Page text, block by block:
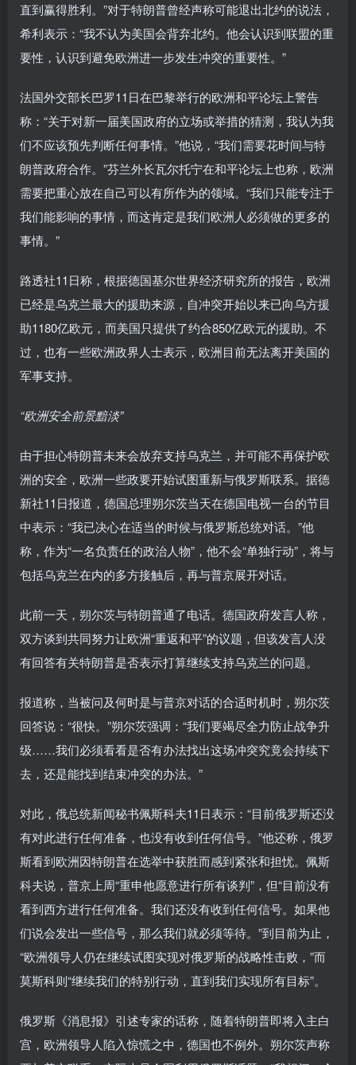
直到赢得胜利。”对于特朗普曾经声称可能退出北约的说法，
希利表示：“我不认为美国会背弃北约。他会认识到联盟的重
要性，认识到避免欧洲进一步发生冲突的重要性。”
法国外交部长巴罗11日在巴黎举行的欧洲和平论坛上警告
称：“关于对新一届美国政府的立场或举措的猜测，我认为我
们不应该预先判断任何事情。”他说，“我们需要花时间与特
朗普政府合作。”芬兰外长瓦尔托宁在和平论坛上也称，欧洲
需要把重心放在自己可以有所作为的领域。“我们只能专注于
我们能影响的事情，而这肯定是我们欧洲人必须做的更多的
事情。”
路透社11日称，根据德国基尔世界经济研究所的报告，欧洲
已经是乌克兰最大的援助来源，自冲突开始以来已向乌方援
助1180亿欧元，而美国只提供了约合850亿欧元的援助。不
过，也有一些欧洲政界人士表示，欧洲目前无法离开美国的
军事支持。
“欧洲安全前景黯淡”
由于担心特朗普未来会放弃支持乌克兰，并可能不再保护欧
洲的安全，欧洲一些政要开始试图重新与俄罗斯联系。据德
新社11日报道，德国总理朔尔茨当天在德国电视一台的节目
中表示：“我已决心在适当的时候与俄罗斯总统对话。”他
称，作为“一名负责任的政治人物”，他不会“单独行动”，将与
包括乌克兰在内的多方接触后，再与普京展开对话。
此前一天，朔尔茨与特朗普通了电话。德国政府发言人称，
双方谈到共同努力让欧洲“重返和平”的议题，但该发言人没
有回答有关特朗普是否表示打算继续支持乌克兰的问题。
报道称，当被问及何时是与普京对话的合适时机时，朔尔茨
回答说：“很快。”朔尔茨强调：“我们要竭尽全力防止战争升
级……我们必须看看是否有办法找出这场冲突究竟会持续下
去，还是能找到结束冲突的办法。”
对此，俄总统新闻秘书佩斯科夫11日表示：“目前俄罗斯还没
有对此进行任何准备，也没有收到任何信号。”他还称，俄罗
斯看到欧洲因特朗普在选举中获胜而感到紧张和担忧。佩斯
科夫说，普京上周“重申他愿意进行所有谈判”，但“目前没有
看到西方进行任何准备。我们还没有收到任何信号。如果他
们说会发出一些信号，那么我们就必须等待。”到目前为止，
“欧洲领导人仍在继续试图实现对俄罗斯的战略性击败，”而
莫斯科则“继续我们的特别行动，直到我们实现所有目标”。
俄罗斯《消息报》引述专家的话称，随着特朗普即将入主白
宫，欧洲领导人陷入惊慌之中，德国也不例外。朔尔茨声称